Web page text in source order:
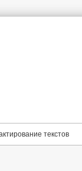
текстов